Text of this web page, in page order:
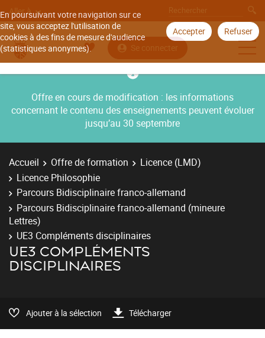
En poursuivant votre navigation sur ce
site, vous acceptez l'utilisation de
cookies à des fins de mesure d'audience
(statistiques anonymes).
Accepter Refuser
Aller à
Se connecter
Offre en cours de modification : les informations
concernant le contenu des enseignements peuvent évoluer
jusqu’au 30 septembre
Accueil Offre de formation
Licence (LMD)
Licence Philosophie
Parcours Bidisciplinaire franco-allemand
Parcours Bidisciplinaire franco-allemand (mineure
Lettres)
UE3 Compléments disciplinaires
UE3 COMPLÉMENTS
DISCIPLINAIRES
Ajouter à la sélection Télécharger